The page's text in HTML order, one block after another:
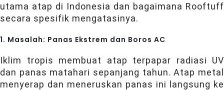
utama atap di Indonesia dan bagaimana Rooftuff
secara spesifik mengatasinya.
1. Masalah: Panas Ekstrem dan Boros AC
Iklim tropis membuat atap terpapar radiasi UV
dan panas matahari sepanjang tahun. Atap metal
menyerap dan meneruskan panas ini langsung ke